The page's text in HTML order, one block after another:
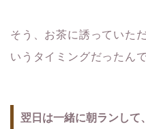
そう、お茶に誘っていた
いうタイミングだったんで
翌日は一緒に朝ランして